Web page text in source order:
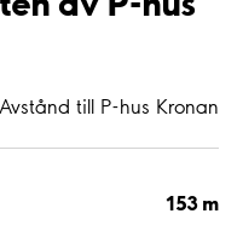
Avstånd till P-hus Kronan
153 m